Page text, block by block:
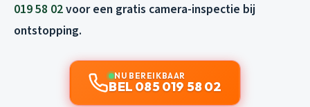
019 58 02voor een gratis camera-inspectie bij
ontstopping.
NU BEREIKBAAR
BEL 085 019 58 02